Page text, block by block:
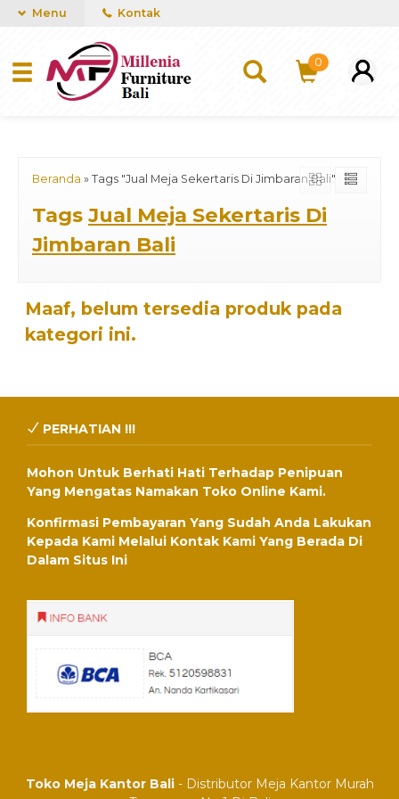
mUCn7CwGawCVTvwq7a99f4AgACOVgZvYEW65FFSDBf0
Menu Kontak
0
Beranda » Tags "Jual Meja Sekertaris Di Jimbaran Bali"
Tags Jual Meja Sekertaris Di
Jimbaran Bali
Maaf, belum tersedia produk pada
kategori ini.
PERHATIAN !!!
Mohon Untuk Berhati Hati Terhadap Penipuan
Yang Mengatas Namakan Toko Online Kami.
Konfirmasi Pembayaran Yang Sudah Anda Lakukan
Kepada Kami Melalui Kontak Kami Yang Berada Di
Dalam Situs Ini
Toko Meja Kantor Bali- Distributor Meja Kantor Murah